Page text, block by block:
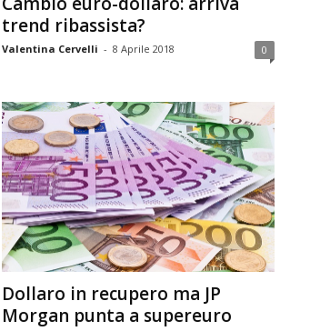
trend ribassista?
Valentina Cervelli - 8 Aprile 2018 0
Dollaro in recupero ma JP
Morgan punta a supereuro